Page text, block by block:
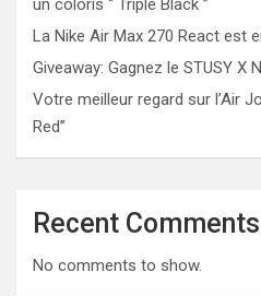
un coloris “ Triple Black ”
La Nike Air Max 270 React est
Giveaway: Gagnez le STUSY X
Votre meilleur regard sur l’Air
Red”
Recent Comments
No comments to show.